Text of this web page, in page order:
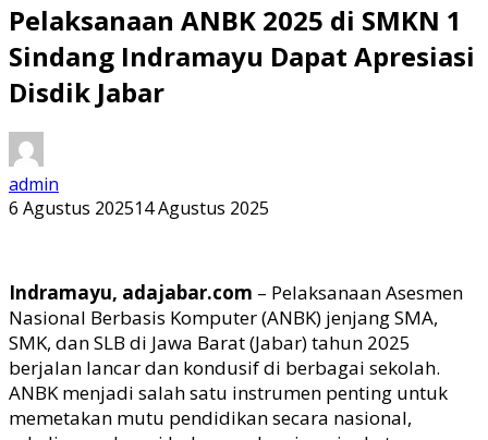
Pelaksanaan ANBK 2025 di SMKN 1
Sindang Indramayu Dapat Apresiasi
Disdik Jabar
admin
6 Agustus 202514 Agustus 2025
Indramayu, adajabar.com – Pelaksanaan Asesmen
Nasional Berbasis Komputer (ANBK) jenjang SMA,
SMK, dan SLB di Jawa Barat (Jabar) tahun 2025
berjalan lancar dan kondusif di berbagai sekolah.
ANBK menjadi salah satu instrumen penting untuk
memetakan mutu pendidikan secara nasional,